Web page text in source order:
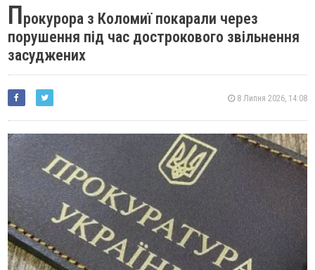
Прокурора з Коломиї покарали через
порушення під час дострокового звільнення
засуджених
8 Липня 2026, 14:08